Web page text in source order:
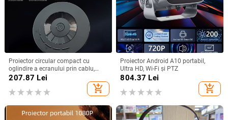
Proiector circular compact cu
oglindire a ecranului prin cablu,
compatibil Android și iPhone,
207.87 Lei
add_shopping_cart
Proiector Android A10 portabil,
Ultra HD, Wi-Fi și PTZ
804.37 Lei
add_shopping_cart